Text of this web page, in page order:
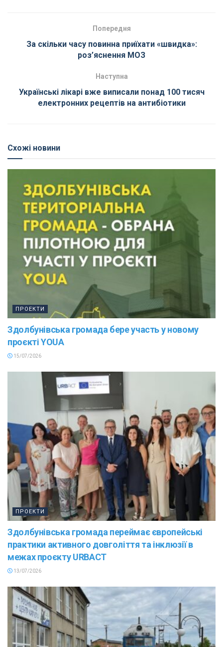
Попередня
За скільки часу повинна приїхати «швидка»:
роз’яснення МОЗ
Наступна
Українські лікарі вже виписали понад 100 тисяч
електронних рецептів на антибіотики
Схожі новини
ПРОЕКТИ
Здолбунівська громада бере участь у новому
проєкті YOUA
15/07/2026
ПРОЕКТИ
Здолбунівська громада переймає європейські
практики активного довголіття та інклюзії в
межах проєкту URBACT
13/07/2026